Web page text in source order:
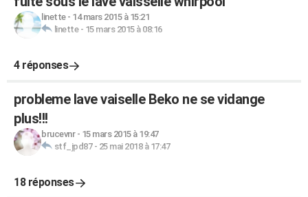
linette- 14 mars 2015 à 15:21
linette- 15 mars 2015 à 08:16
4 réponses
probleme lave vaiselle Beko ne se vidange
plus!!!
brucevnr- 15 mars 2015 à 19:47
stf_jpd87- 25 mai 2018 à 17:47
18 réponses